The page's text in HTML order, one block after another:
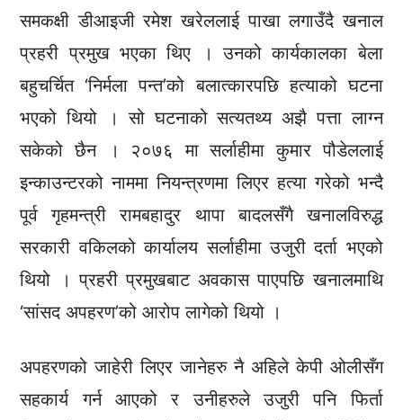
समकक्षी डीआइजी रमेश खरेललाई पाखा लगाउँदै खनाल
प्रहरी प्रमुख भएका थिए । उनको कार्यकालका बेला
बहुचर्चित ‘निर्मला पन्त’को बलात्कारपछि हत्याको घटना
भएको थियो । सो घटनाको सत्यतथ्य अझै पत्ता लाग्न
सकेको छैन । २०७६ मा सर्लाहीमा कुमार पौडेललाई
इन्काउन्टरको नाममा नियन्त्रणमा लिएर हत्या गरेको भन्दै
पूर्व गृहमन्त्री रामबहादुर थापा बादलसँगै खनालविरुद्ध
सरकारी वकिलको कार्यालय सर्लाहीमा उजुरी दर्ता भएको
थियो । प्रहरी प्रमुखबाट अवकास पाएपछि खनालमाथि
‘सांसद अपहरण’को आरोप लागेको थियो ।
अपहरणको जाहेरी लिएर जानेहरु नै अहिले केपी ओलीसँग
सहकार्य गर्न आएको र उनीहरुले उजुरी पनि फिर्ता